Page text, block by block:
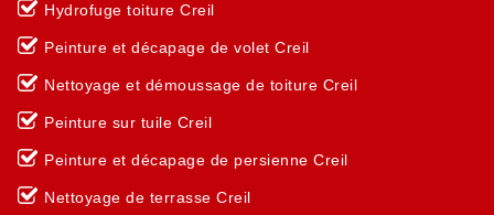
Hydrofuge toiture Creil
Peinture et décapage de volet Creil
Nettoyage et démoussage de toiture Creil
Peinture sur tuile Creil
Peinture et décapage de persienne Creil
Nettoyage de terrasse Creil